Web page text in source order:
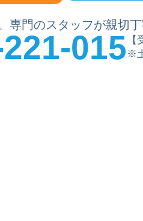
専門のスタッフが親切
015 ※